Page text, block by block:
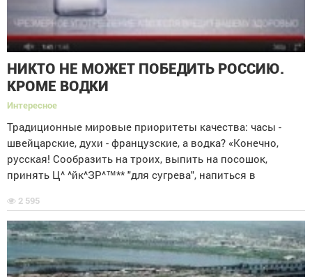
НИКТО НЕ МОЖЕТ ПОБЕДИТЬ РОССИЮ.
КРОМЕ ВОДКИ
Интересное
Традиционные мировые приоритеты качества: часы -
швейцарские, духи - французские, а водка? «Конечно,
русская! Сообразить на троих, выпить на посошок,
принять Ц^ ^йк^ЗР^™** "для сугрева", напиться в
2 595